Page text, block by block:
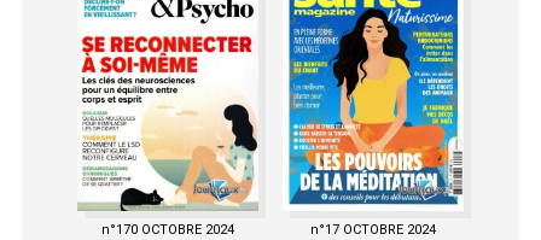
n°170 OCTOBRE 2024 n°17 OCTOBRE 2024